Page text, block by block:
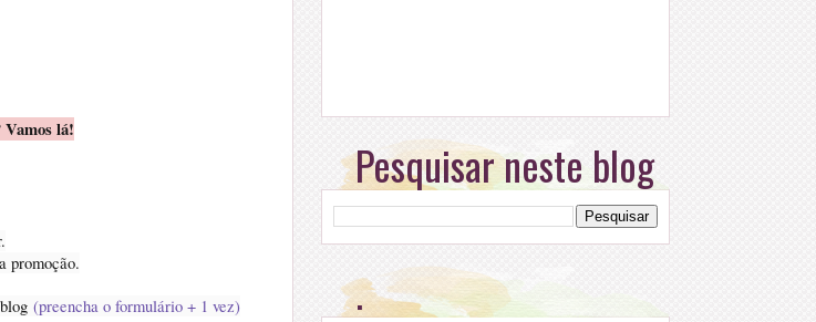
lá!
promoção.
(preencha o formulário + 1 vez)
Pesquisar neste blog
.